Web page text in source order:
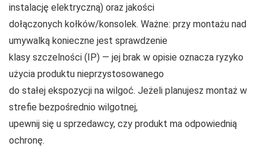
instalację elektryczną) oraz jakości
dołączonych kołków/konsolek. Ważne: przy montażu nad
umywalką konieczne jest sprawdzenie
klasy szczelności (IP) — jej brak w opisie oznacza ryzyko
użycia produktu nieprzystosowanego
do stałej ekspozycji na wilgoć. Jeżeli planujesz montaż w
strefie bezpośrednio wilgotnej,
upewnij się u sprzedawcy, czy produkt ma odpowiednią
ochronę.